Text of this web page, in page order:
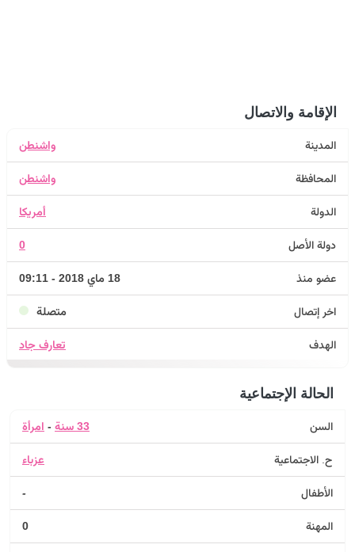
الإقامة والاتصال
المدينة واشنطن
المحافظة واشنطن
الدولة أمريكا
دولة الأصل 0
عضو منذ 18 ماي 2018 - 09:11
اخر إتصال متصلة
الهدف تعارف جاد
الحالة الإجتماعية
السن 33 سنة - امرأة
ح. الاجتماعية عزباء
الأطفال -
المهنة 0